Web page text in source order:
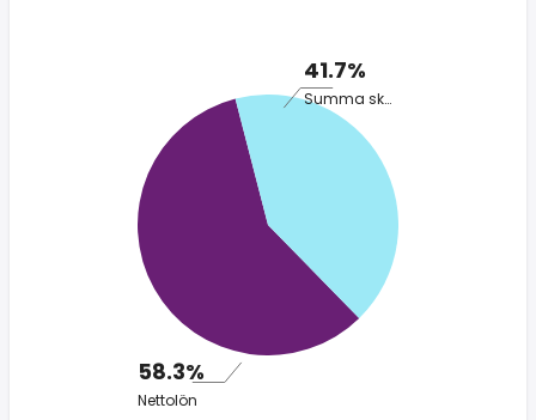
41.7%
Summa skatt
58.3%
Nettolön